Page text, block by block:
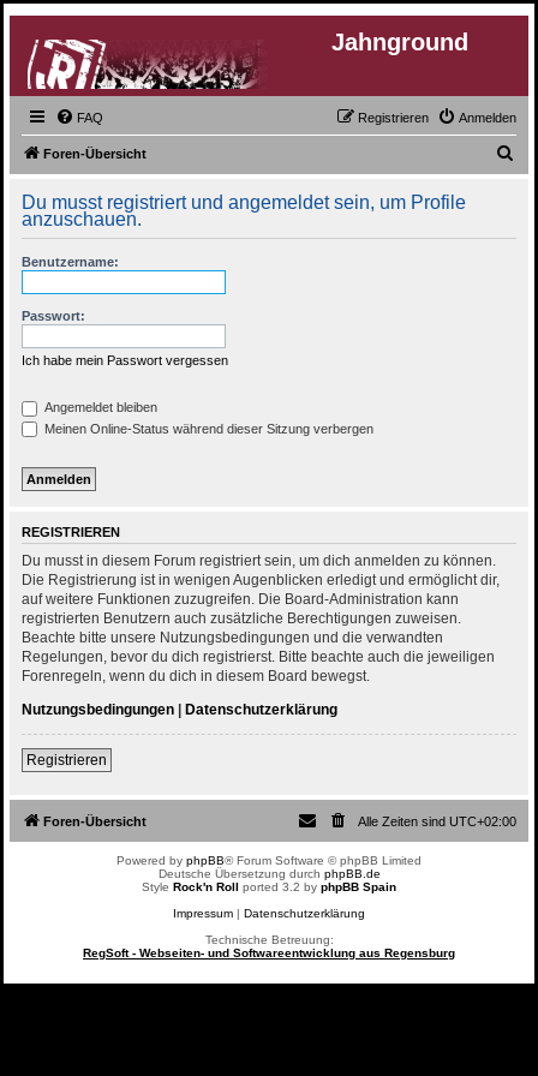
Jahnground
FAQ Anmelden
Registrieren
Foren-Übersicht
h
Du musst registriert und angemeldet sein, um Profile
anzuschauen.
Benutzername:
Passwort:
Ich habe mein Passwort vergessen
Angemeldet bleiben
Meinen Online-Status während dieser Sitzung verbergen
REGISTRIEREN
Du musst in diesem Forum registriert sein, um dich anmelden zu können.
Die Registrierung ist in wenigen Augenblicken erledigt und ermöglicht dir,
auf weitere Funktionen zuzugreifen. Die Board-Administration kann
registrierten Benutzern auch zusätzliche Berechtigungen zuweisen.
Beachte bitte unsere Nutzungsbedingungen und die verwandten
Regelungen, bevor du dich registrierst. Bitte beachte auch die jeweiligen
Forenregeln, wenn du dich in diesem Board bewegst.
Nutzungsbedingungen | Datenschutzerklärung
Registrieren
Foren-Übersicht Alle Zeiten sind UTC+02:00
Powered by phpBB® Forum Software © phpBB Limited
Deutsche Übersetzung durch phpBB.de
Style Rock'n Roll ported 3.2 by phpBB Spain
Impressum | Datenschutzerklärung
Technische Betreuung:
RegSoft - Webseiten- und Softwareentwicklung aus Regensburg